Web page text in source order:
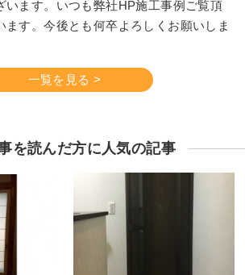
います。いつも弊社HP施工事例ご覧頂
ます。今後とも何卒よろしくお願いしま
一覧を見る >
を読んだ方に人気の記事